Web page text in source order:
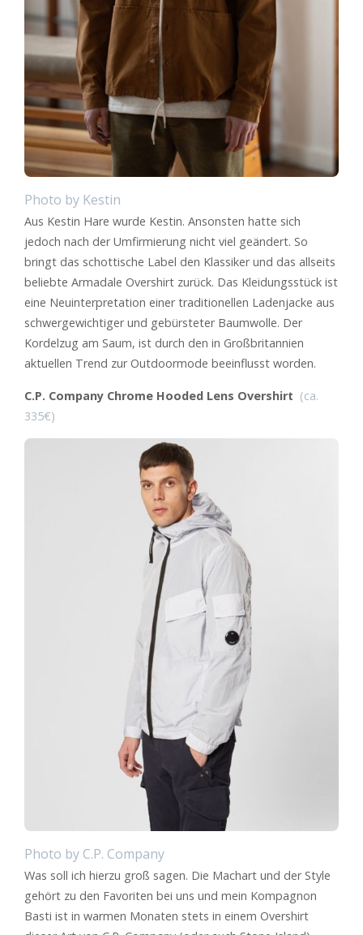
Photo by Kestin
Aus Kestin Hare wurde Kestin. Ansonsten hatte sich
jedoch nach der Umfirmierung nicht viel geändert. So
bringt das schottische Label den Klassiker und das allseits
beliebte Armadale Overshirt zurück. Das Kleidungsstück ist
eine Neuinterpretation einer traditionellen Ladenjacke aus
schwergewichtiger und gebürsteter Baumwolle. Der
Kordelzug am Saum, ist durch den in Großbritannien
aktuellen Trend zur Outdoormode beeinflusst worden.
C.P. Company Chrome Hooded Lens Overshirt (ca.
335€)
Photo by C.P. Company
Was soll ich hierzu groß sagen. Die Machart und der Style
gehört zu den Favoriten bei uns und mein Kompagnon
Basti ist in warmen Monaten stets in einem Overshirt